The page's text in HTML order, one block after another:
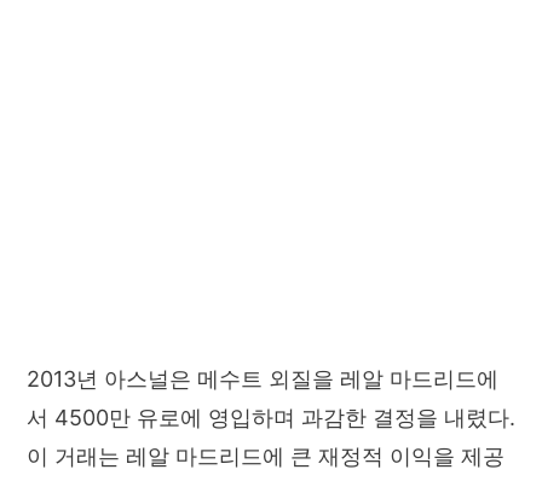
2013년 아스널은 메수트 외질을 레알 마드리드에
서 4500만 유로에 영입하며 과감한 결정을 내렸다.
이 거래는 레알 마드리드에 큰 재정적 이익을 제공